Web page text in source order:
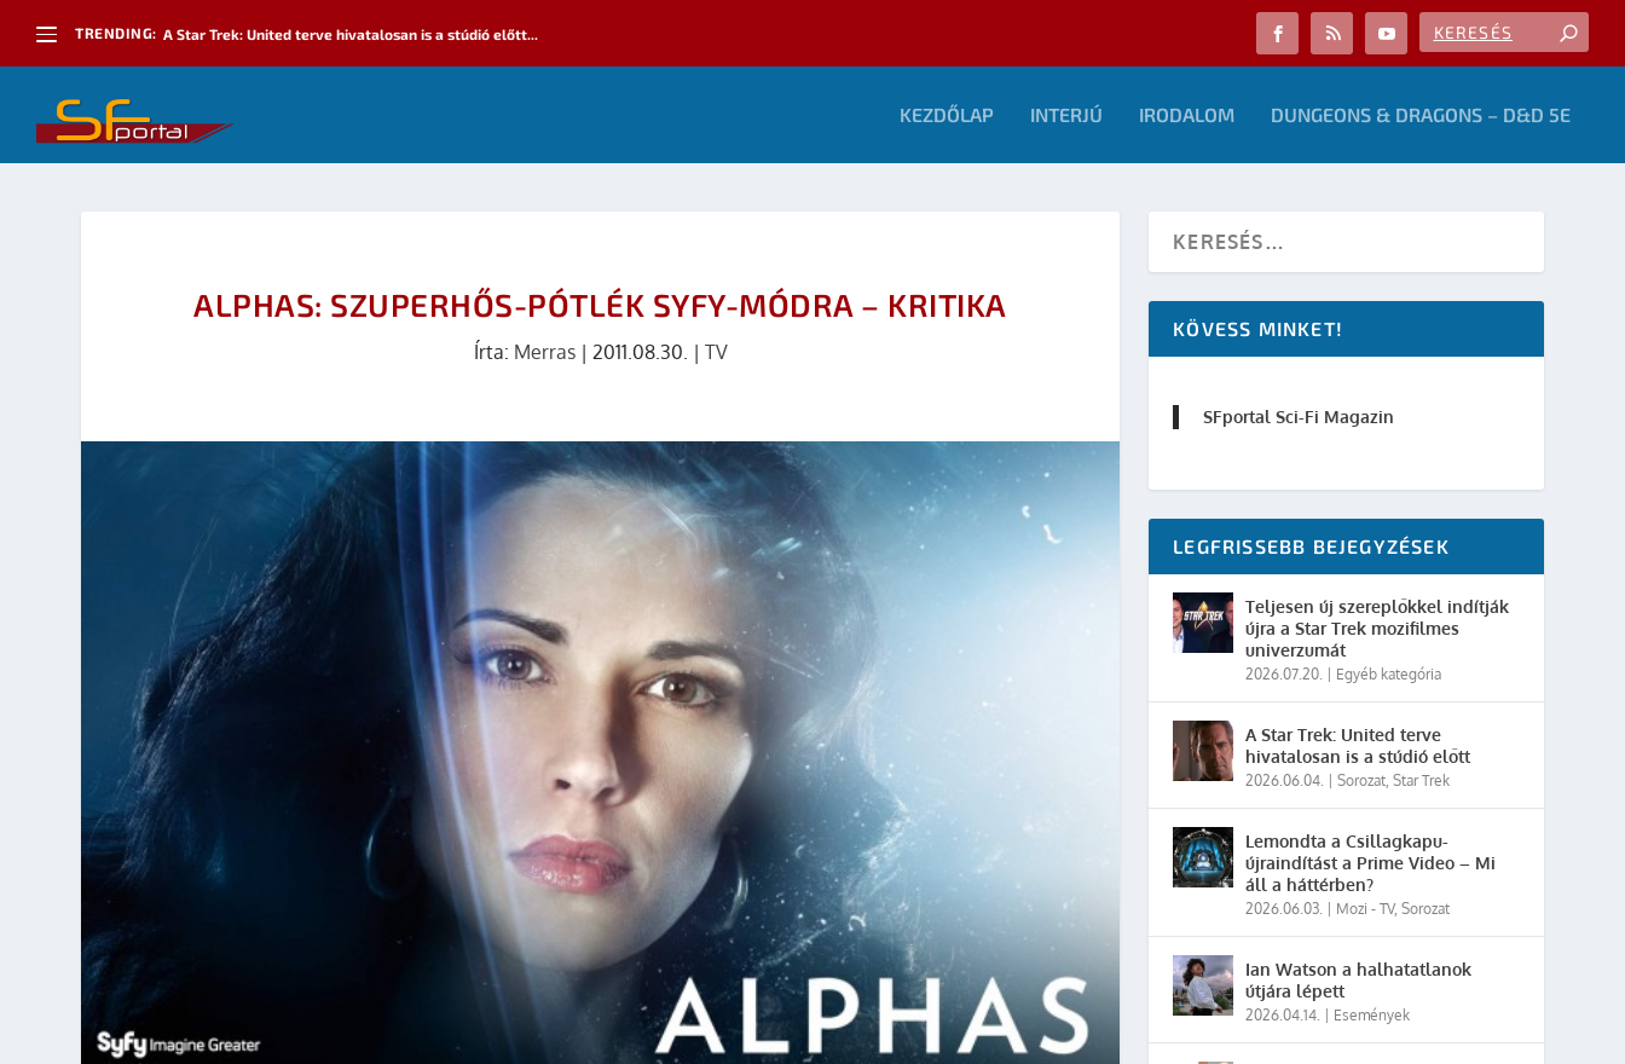
TRENDING: A Star Trek: United terve hivatalosan is a stúdió előtt...
KEZDŐLAP INTERJÚ IRODALOM DUNGEONS & DRAGONS – D&D 5E
ALPHAS: SZUPERHŐS-PÓTLÉK SYFY-MÓDRA – KRITIKA
Írta: Merras| 2011.08.30. | TV
KÖVESS MINKET!
SFportal Sci-Fi Magazin
LEGFRISSEBB BEJEGYZÉSEK
Teljesen új szereplőkkel indítják
újra a Star Trek mozifilmes
univerzumát
2026.07.20. Egyéb kategória
A Star Trek: United terve
hivatalosan is a stúdió előtt
2026.06.04. |Sorozat,Star Trek
Lemondta a Csillagkapu-
újraindítást a Prime Video – Mi
áll a háttérben?
2026.06.03. Mozi - TV,Sorozat
Ian Watson a halhatatlanok
útjára lépett
2026.04.14. Események